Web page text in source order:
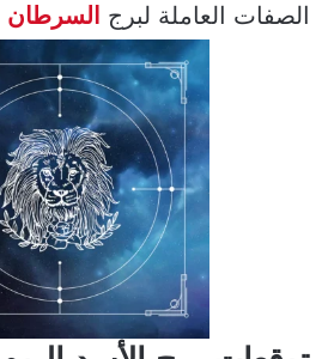
الصفات العاملة لبرج السرطان